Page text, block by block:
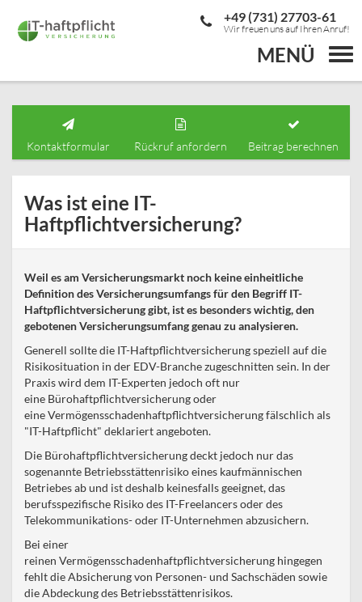
MENÜ
+49 (731) 27703-61
Wir freuen uns auf Ihren Anruf!
Kontaktformular Rückruf anfordern Beitrag berechnen
Was ist eine IT-
Haftpflichtversicherung?
Weil es am Versicherungsmarkt noch keine einheitliche
Definition des Versicherungsumfangs für den Begriff IT-
Haftpflichtversicherung gibt, ist es besonders wichtig, den
gebotenen Versicherungsumfang genau zu analysieren.
Generell sollte die IT-Haftpflichtversicherung speziell auf die
Risikosituation in der EDV-Branche zugeschnitten sein. In der
Praxis wird dem IT-Experten jedoch oft nur
eine Bürohaftpflichtversicherung oder
eine Vermögensschadenhaftpflichtversicherung fälschlich als
"IT-Haftpflicht" deklariert angeboten.
Die Bürohaftpflichtversicherung deckt jedoch nur das
sogenannte Betriebsstättenrisiko eines kaufmännischen
Betriebes ab und ist deshalb keinesfalls geeignet, das
berufsspezifische Risiko des IT-Freelancers oder des
Telekommunikations- oder IT-Unternehmen abzusichern.
Bei einer
reinen Vermögensschadenhaftpflichtversicherung hingegen
fehlt die Absicherung von Personen- und Sachschäden sowie
die Abdeckung des Betriebsstättenrisikos.